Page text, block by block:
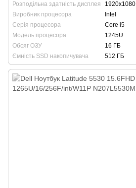
Розподільна здатність дисплея
1920х1080
Виробник процесора
Intel
Серія процесора
Core i5
Модель процесора
1245U
Обсяг ОЗУ
16 ГБ
Ємність SSD накопичувача
512 ГБ